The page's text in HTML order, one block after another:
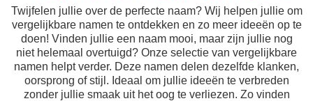
Twijfelen jullie over de perfecte naam? Wij helpen jullie om
vergelijkbare namen te ontdekken en zo meer ideeën op te
doen! Vinden jullie een naam mooi, maar zijn jullie nog
niet helemaal overtuigd? Onze selectie van vergelijkbare
namen helpt verder. Deze namen delen dezelfde klanken,
oorsprong of stijl. Ideaal om jullie ideeën te verbreden
zonder jullie smaak uit het oog te verliezen. Zo vinden